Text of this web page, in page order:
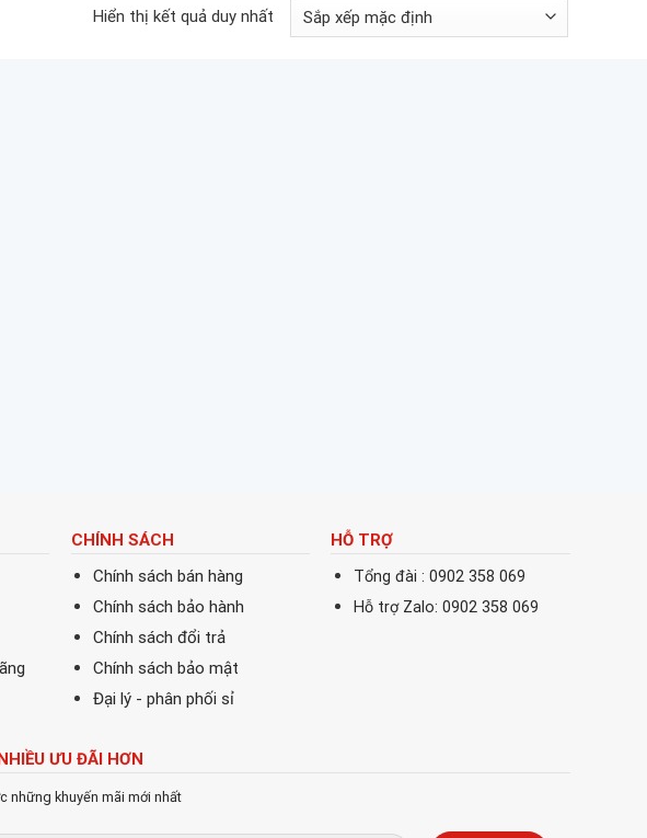
Hiển thị kết quả duy nhất
CHÍNH SÁCH
Chính sách bán hàng
Chính sách bảo hành
Chính sách đổi trả
Chính sách bảo mật
Đại lý - phân phối sỉ
HỖ TRỢ
Tổng đài : 0902 358 069
Hỗ trợ Zalo: 0902 358 069
ƯU ĐÃI HƠN
những khuyến mãi mới nhất